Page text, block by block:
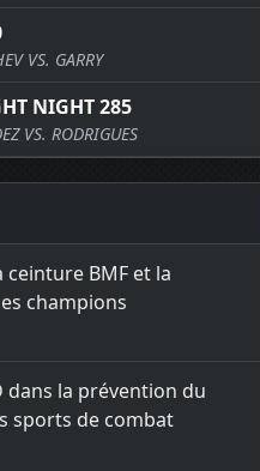
VS. GARRY
NIGHT 285
VS. RODRIGUES
ceinture BMF et la
champions
dans la prévention du
sports de combat